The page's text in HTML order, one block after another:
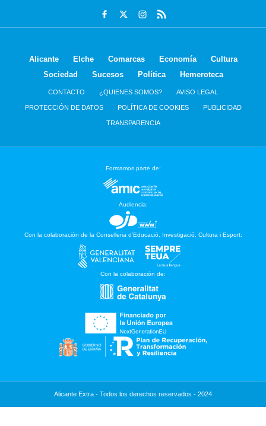
Alicante Elche Comarcas Economía
Cultura
Sociedad
Sucesos Política Hemeroteca
CONTACTO ¿QUIENES SOMOS? AVISO LEGAL
PROTECCIÓN DE DATOS POLÍTICA DE COOKIES PUBLICIDAD
TRANSPARENCIA
Formamos parte de:
Audiencia:
Con la colaboración de la Conselleria d’Educació, Investigació, Cultura i Esport:
Con la colaboración de:
Alicante Extra - Todos los derechos reservados - 2024